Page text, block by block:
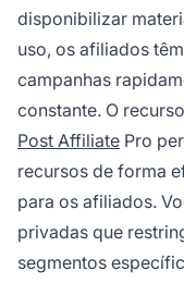
disponibilizar
uso, os afiliados
campanhas
constante. O
Post Affiliate Pro
recursos de forma
para os afiliados.
privadas que
segmentos